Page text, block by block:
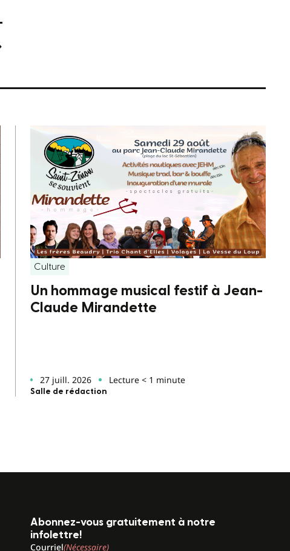
Culture
Un hommage musical festif à Jean-
Claude Mirandette
27 juill. 2026 Lecture < 1 minute
Salle de rédaction
Abonnez-vous gratuitement à notre
infolettre!
Courriel(Nécessaire)